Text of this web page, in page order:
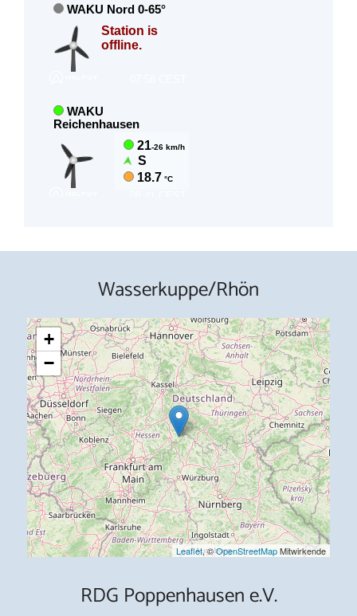
Wasserkuppe/Rhön
+
−
Leaflet, ©OpenStreetMapMitwirkende
RDG Poppenhausen e.V.